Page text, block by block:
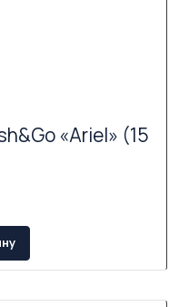
«Ariel» (15